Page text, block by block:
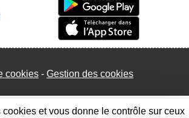
cookies Gestion des cookies
et vous donne le contrôle sur ceux